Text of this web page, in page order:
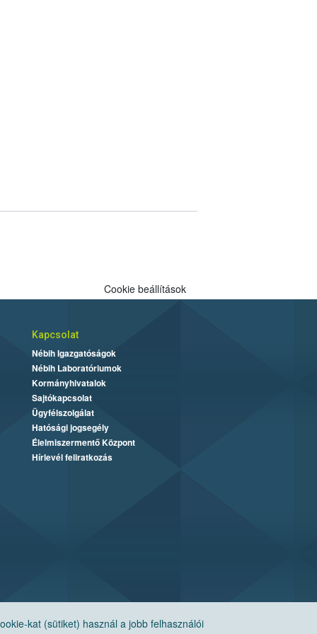
kat (sütiket) használ a jobb felhasználói
Cookie beállítások
Kapcsolat
Nébih Igazgatóságok
Nébih Laboratóriumok
Kormányhivatalok
Sajtókapcsolat
Ügyfélszolgálat
Hatósági jogsegély
Élelmiszermentő Központ
Hírlevél feliratkozás